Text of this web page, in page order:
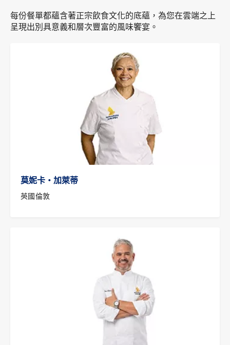
每份餐單都蘊含著正宗飲食文化的底蘊，為您在雲端之上
呈現出別具意義和層次豐富的風味饗宴。
莫妮卡‧加萊蒂
英國倫敦